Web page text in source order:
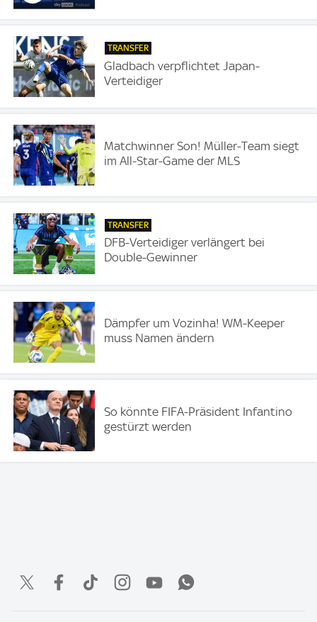
TRANSFER
Gladbach verpflichtet Japan-
Verteidiger
Matchwinner Son! Müller-Team siegt
im All-Star-Game der MLS
TRANSFER
DFB-Verteidiger verlängert bei
Double-Gewinner
Dämpfer um Vozinha! WM-Keeper
muss Namen ändern
So könnte FIFA-Präsident Infantino
gestürzt werden